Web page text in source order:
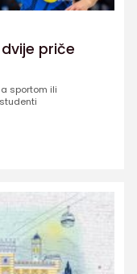
priče
sportom ili